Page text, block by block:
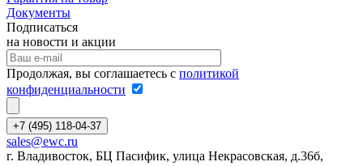
Документы
Подписаться
на новости и акции
Продолжая, вы соглашаетесь с политикой
конфиденциальности
+7 (495) 118-04-37
sales@ewc.ru
г. Владивосток, БЦ Пасифик, улица Некрасовская, д.36б,